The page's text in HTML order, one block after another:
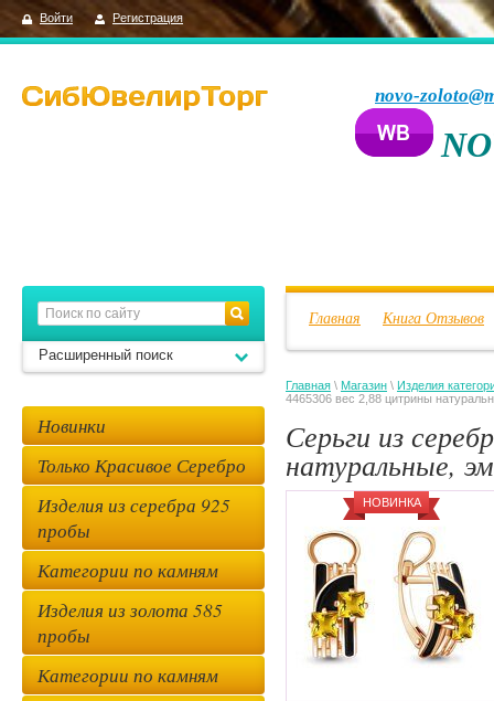
Войти Регистрация
novo-
Главная Книга Отзывов
Главная \ Магазин \ Изделия
4465306 вес 2,88 цитрины
Серьги из
натуральные,
НОВИНКА
Расширенный поиск
Новинки
Только Красивое Серебро
Изделия из серебра 925
пробы
Категории по камням
Изделия из золота 585
пробы
Категории по камням